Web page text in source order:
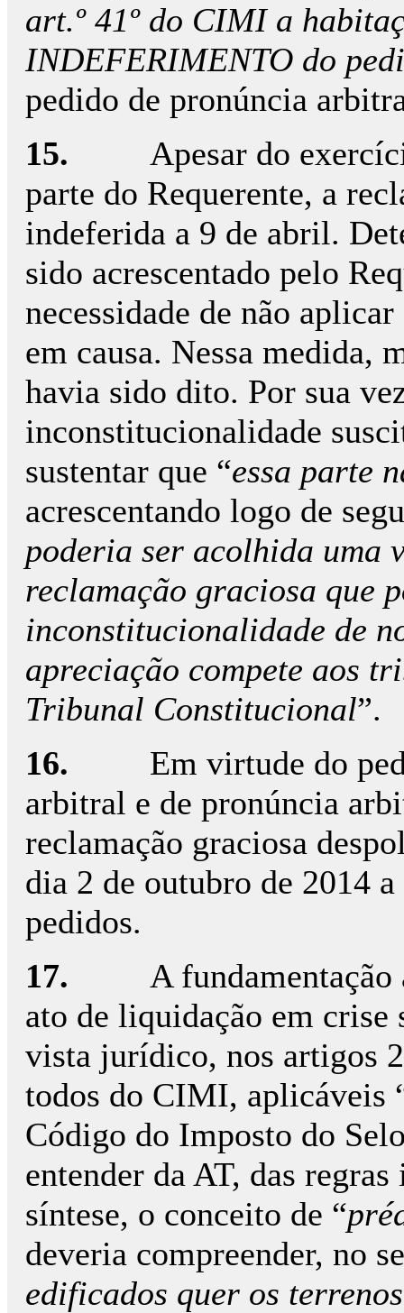
art.º 41º do CIMI a
INDEFERIMENTO do
pedido de pronúncia
15. Apesar do
parte do Requerente, a
indeferida a 9 de abril.
sido acrescentado pelo
necessidade de não
em causa. Nessa medida,
havia sido dito. Por sua
inconstitucionalidade
sustentar que “essa parte
acrescentando logo de
poderia ser acolhida uma
reclamação graciosa que
inconstitucionalidade de
apreciação compete aos
Tribunal Constitucional”.
16. Em virtude do
arbitral e de pronúncia
reclamação graciosa
dia 2 de outubro de 2014
pedidos.
17. A
ato de liquidação em crise
vista jurídico, nos artigos
todos do CIMI, aplicáveis
Código do Imposto do
entender da AT, das
síntese, o conceito de “
deveria compreender, no
edificados quer os